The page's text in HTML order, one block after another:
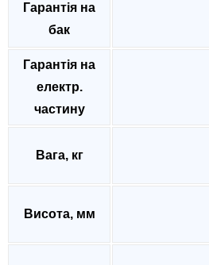
Гарантія на
бак
Гарантія на
електр.
частину
Вага, кг
Висота, мм